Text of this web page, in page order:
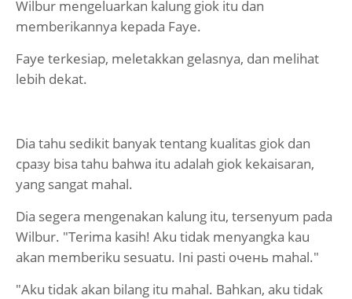
Wilbur mengeluarkan kalung giok itu dan
memberikannya kepada Faye.
Faye terkesiap, meletakkan gelasnya, dan melihat
lebih dekat.
Dia tahu sedikit banyak tentang kualitas giok dan
сразу bisa tahu bahwa itu adalah giok kekaisaran,
yang sangat mahal.
Dia segera mengenakan kalung itu, tersenyum pada
Wilbur. "Terima kasih! Aku tidak menyangka kau
akan memberiku sesuatu. Ini pasti очень mahal."
"Aku tidak akan bilang itu mahal. Bahkan, aku tidak